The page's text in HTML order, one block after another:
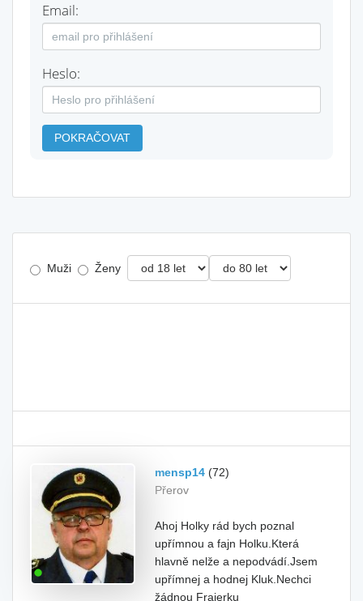
Email:
Heslo:
POKRAČOVAT
Muži Ženy
mensp14 (72)
Přerov
Ahoj Holky rád bych poznal
upřímnou a fajn Holku.Která
hlavně nelže a nepodvádí.Jsem
upřímnej a hodnej Kluk.Nechci
žádnou Frajerku